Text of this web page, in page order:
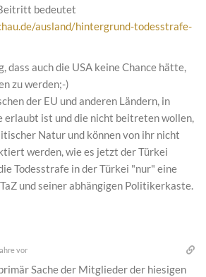
bedeutet
ausland/hintergrund-todesstrafe-
dass auch die USA keine Chance hätte,
zu werden;-)
der EU und anderen Ländern, in
erlaubt ist und die nicht beitreten wollen,
Natur und können von ihr nicht
werden, wie es jetzt der Türkei
Todesstrafe in der Türkei "nur" eine
und seiner abhängigen Politikerkaste.
vor
Sache der Mitglieder der hiesigen